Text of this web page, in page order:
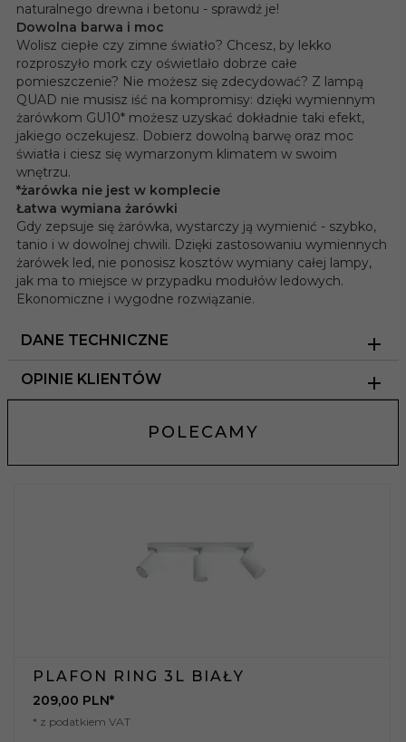
naturalnego drewna i betonu - sprawdź je!
Dowolna barwa i moc
Wolisz ciepłe czy zimne światło? Chcesz, by lekko
rozproszyło mork czy oświetlało dobrze całe
pomieszczenie? Nie możesz się zdecydować? Z lampą
QUAD nie musisz iść na kompromisy: dzięki wymiennym
żarówkom GU10* możesz uzyskać dokładnie taki efekt,
jakiego oczekujesz. Dobierz dowolną barwę oraz moc
światła i ciesz się wymarzonym klimatem w swoim
wnętrzu.
*żarówka nie jest w komplecie
Łatwa wymiana żarówki
Gdy zepsuje się żarówka, wystarczy ją wymienić - szybko,
tanio i w dowolnej chwili. Dzięki zastosowaniu wymiennych
żarówek led, nie ponosisz kosztów wymiany całej lampy,
jak ma to miejsce w przypadku modułów ledowych.
Ekonomiczne i wygodne rozwiązanie.
DANE TECHNICZNE
OPINIE KLIENTÓW
POLECAMY
PLAFON RING 3L BIAŁY
209,00 PLN*
* z podatkiem VAT